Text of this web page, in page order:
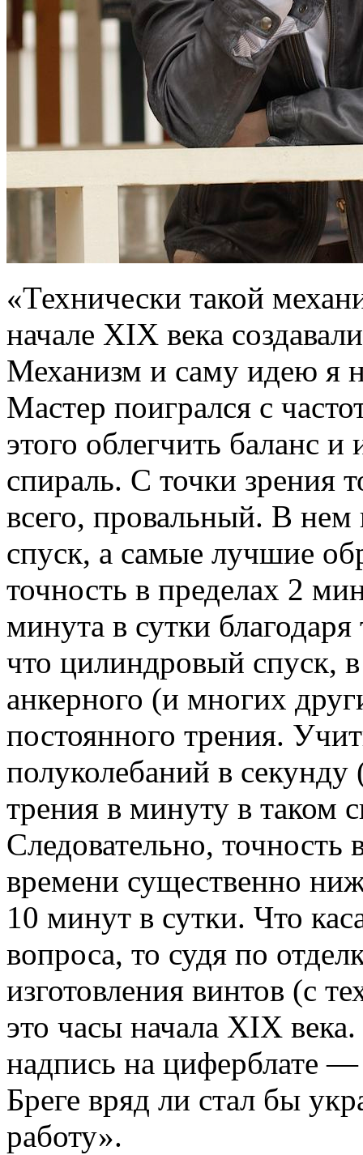
«Технически такой
начале XIX века
Механизм и саму идею я
Мастер поигрался с
этого облегчить баланс
спираль. С точки зрения
всего, провальный. В нем
спуск, а самые лучшие
точность в пределах 2
минута в сутки
что цилиндровый спуск,
анкерного (и многих
постоянного трения.
полуколебаний в
трения в минуту в таком
Следовательно, точность
времени существенно
10 минут в сутки. Что
вопроса, то судя по
изготовления винтов (с
это часы начала XIX
надпись на циферблате
Бреге вряд ли стал бы
работу».